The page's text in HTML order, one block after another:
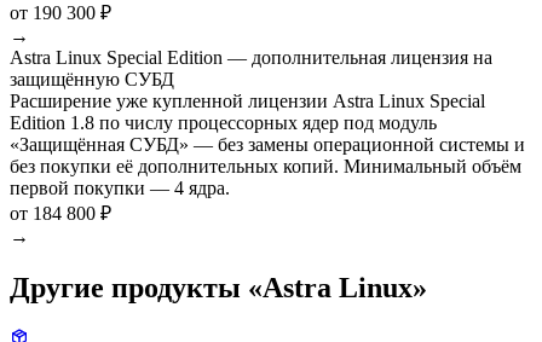
от 190 300 ₽
→
Astra Linux Special Edition — дополнительная лицензия на
защищённую СУБД
Расширение уже купленной лицензии Astra Linux Special
Edition 1.8 по числу процессорных ядер под модуль
«Защищённая СУБД» — без замены операционной системы и
без покупки её дополнительных копий. Минимальный объём
первой покупки — 4 ядра.
от 184 800 ₽
→
Другие продукты «Astra Linux»